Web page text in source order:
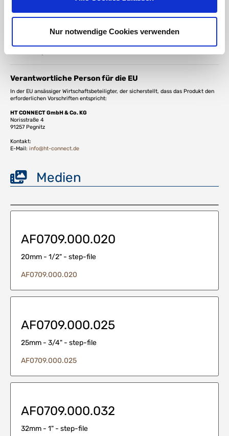
Nur notwendige Cookies verwenden
Flanschdichtung Normteile - Flanschabdichtung -
Flanschdichtsystem - Dichtungselement Flansch -
Profi kaufen - Flanschdichtung für Bundbuchse online -
Verantwortliche Person für die EU
In der EU ansässiger Wirtschaftsbeteiligter, der sicherstellt, dass das Produkt den
erforderlichen Vorschriften entspricht:
HT CONNECT GmbH & Co. KG
Norisstraße 4
91257 Pegnitz
Kontakt:
E-Mail: info@ht-connect.de
Medien
AF0709.000.020
20mm - 1/2" - step-file
AF0709.000.020
AF0709.000.025
25mm - 3/4" - step-file
AF0709.000.025
AF0709.000.032
32mm - 1" - step-file